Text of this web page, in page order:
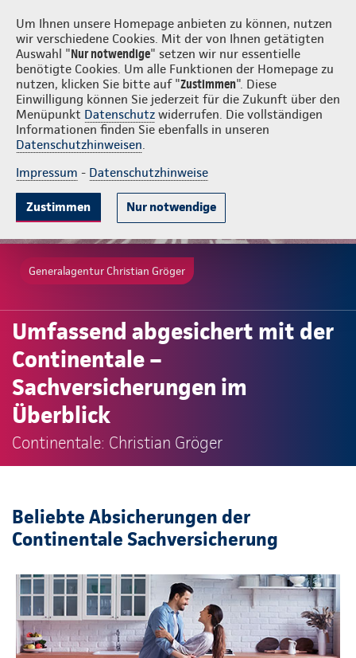
Um Ihnen unsere Homepage anbieten zu können, nutzen
wir verschiedene Cookies. Mit der von Ihnen getätigten
Auswahl "Nur notwendige" setzen wir nur essentielle
benötigte Cookies. Um alle Funktionen der Homepage zu
nutzen, klicken Sie bitte auf "Zustimmen". Diese
Einwilligung können Sie jederzeit für die Zukunft über den
Menüpunkt Datenschutz widerrufen. Die vollständigen
Informationen finden Sie ebenfalls in unseren
Datenschutzhinweisen.
Impressum - Datenschutzhinweise
Zustimmen Nur notwendige
Christian Gröger Login
Generalagentur Christian Gröger
Umfassend abgesichert mit der
Continentale –
Sachversicherungen im
Überblick
Continentale: Christian Gröger
Beliebte Absicherungen der
Continentale Sachversicherung